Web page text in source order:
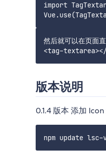
import
然后就可以在页面
版本说明
0.1.4 版本 添加